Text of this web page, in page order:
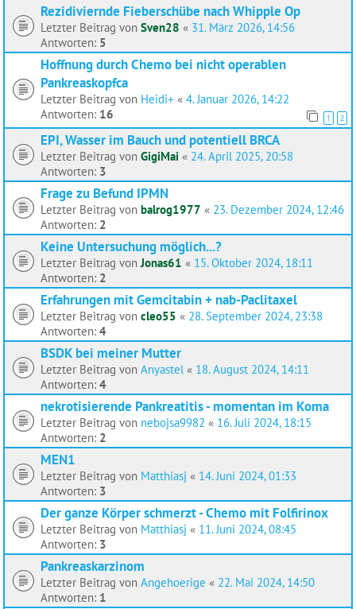
Rezidiviernde Fieberschübe nach Whipple Op
Letzter Beitrag von Sven28 « 31. März 2026, 14:56
Antworten: 5
Hoffnung durch Chemo bei nicht operablen
Pankreaskopfca
Letzter Beitrag von Heidi+ « 4. Januar 2026, 14:22
Antworten: 16 1 2
EPI, Wasser im Bauch und potentiell BRCA
Letzter Beitrag von GigiMai « 24. April 2025, 20:58
Antworten: 3
Frage zu Befund IPMN
Letzter Beitrag von balrog1977 « 23. Dezember 2024, 12:46
Antworten: 2
Keine Untersuchung möglich...?
Letzter Beitrag vonJonas61 « 15. Oktober 2024, 18:11
Antworten: 2
Erfahrungen mit Gemcitabin + nab-Paclitaxel
Letzter Beitrag von cleo55 « 28. September 2024, 23:38
Antworten: 4
BSDK bei meiner Mutter
Letzter Beitrag von Anyastel« 18. August 2024, 14:11
Antworten: 4
nekrotisierende Pankreatitis - momentan im Koma
Letzter Beitrag von nebojsa9982 « 16. Juli 2024, 18:15
Antworten: 2
MEN1
Letzter Beitrag von Matthiasj « 14. Juni 2024, 01:33
Antworten: 3
Der ganze Körper schmerzt - Chemo mit Folfirinox
Letzter Beitrag von Matthiasj « 11. Juni 2024, 08:45
Antworten: 3
Pankreaskarzinom
Letzter Beitrag von Angehoerige « 22. Mai 2024, 14:50
Antworten: 1